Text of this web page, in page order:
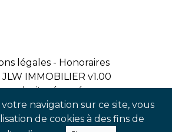
navigation sur ce site, vous
de cookies à des fins de
légales- Honoraires
JLW IMMOBILIER v1.00
droits réservés